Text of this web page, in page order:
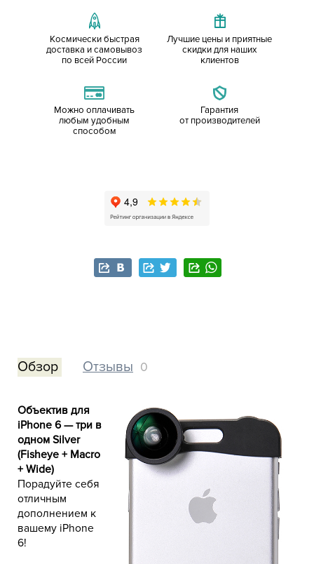
Космически быстрая
доставка и самовывоз
по всей России
Лучшие цены и приятные
скидки для наших
клиентов
Можно оплачивать
любым удобным
способом
Гарантия
от производителей
Обзор Отзывы 0
Объектив для
iPhone 6 — три в
одном Silver
(Fisheye + Macro
+ Wide)
Порадуйте себя
отличным
дополнением к
вашему iPhone
6!